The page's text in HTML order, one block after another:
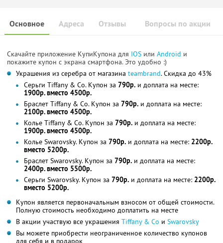
Основное Отзывы Вопросы по акции
Адреса
Скачайте приложение КупиКупона для IOS или Android и
покажите купон с экрана смартфона. Это удобно :)
Украшения из серебра от магазина teambrand. Скидка до 43%
Серьги Tiffany & Co. Купон за 790р. и доплата на месте:
1900р. вместо 4500р.
Браслет Tiffany & Co. Купон за 790р. и доплата на месте:
2100р. вместо 4500р.
Колье Tiffany & Co. Купон за 790р. и доплата на месте:
1900р. вместо 4500р.
Колье Swarovsky. Купон за 790р. и доплата на месте: 2200р.
вместо 5200р.
Браслет Swarovsky. Купон за 790р. и доплата на месте:
2400р. вместо 5500р.
Серьги Swarovsky. Купон за 790р. и доплата на месте: 2200р.
вместо 5200р.
Купон является первоначальным взносом от общей стоимости.
Полную стоимость необходимо доплатить на месте
В акции участвую все украшения Tiffany & Co и Swarovsky
Вы можете приобрести неограниченное количество купонов
для себя и в подарок